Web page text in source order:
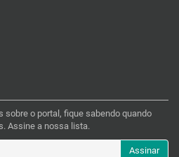
sobre o portal, fique sabendo quando
Assine a nossa lista.
Assinar